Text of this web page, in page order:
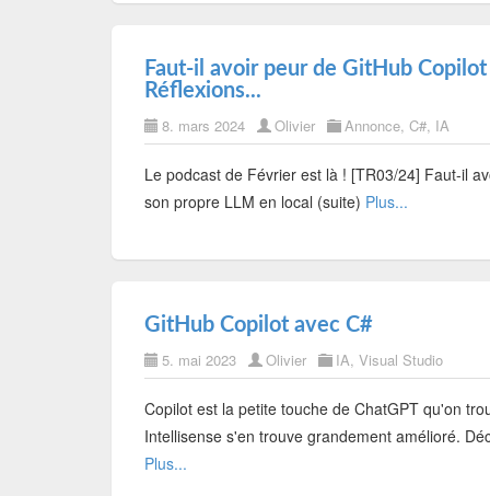
Faut-il avoir peur de GitHub
Réflexions...
8. mars 2024 Olivier Annonce, C#, IA
Le podcast de Février est là ! [TR03/24] Faut-il
son propre LLM en local (suite) Plus...
GitHub Copilot avec C#
5. mai 2023 Olivier IA, Visual Studio
Copilot est la petite touche de ChatGPT qu'on
Intellisense s'en trouve grandement amélioré.
Plus...